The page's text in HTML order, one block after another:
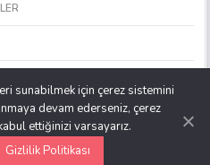
VE ARAÇ YAPIMI
sunabilmek için çerez sistemini
devam ederseniz, çerez
ettiğinizi varsayarız.
Gizlilik Politikası